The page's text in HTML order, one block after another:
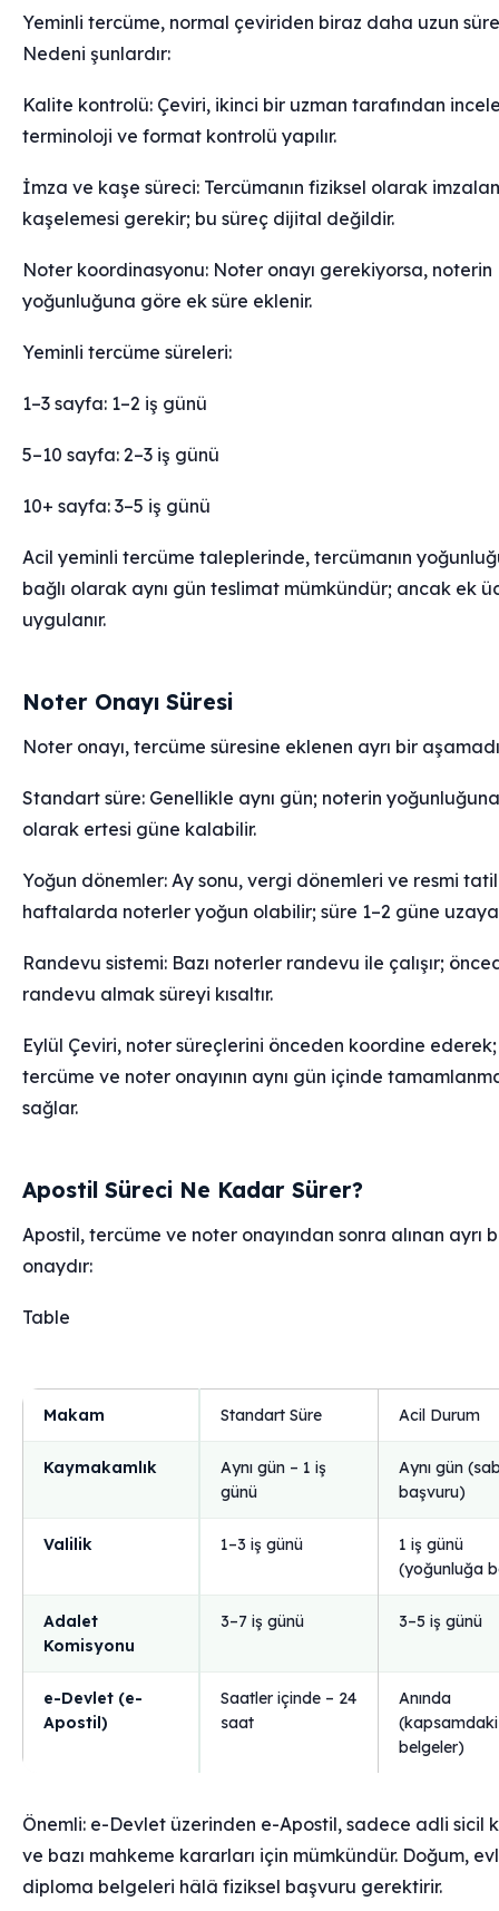
Yeminli tercüme, normal çeviriden biraz daha uzun
Nedeni şunlardır:
Kalite kontrolü: Çeviri, ikinci bir uzman tarafından
terminoloji ve format kontrolü yapılır.
İmza ve kaşe süreci: Tercümanın fiziksel olarak
kaşelemesi gerekir; bu süreç dijital değildir.
Noter koordinasyonu: Noter onayı gerekiyorsa, noterin
yoğunluğuna göre ek süre eklenir.
Yeminli tercüme süreleri:
1–3 sayfa: 1–2 iş günü
5–10 sayfa: 2–3 iş günü
10+ sayfa: 3–5 iş günü
Acil yeminli tercüme taleplerinde, tercümanın
bağlı olarak aynı gün teslimat mümkündür; ancak ek
uygulanır.
Noter Onayı Süresi
Noter onayı, tercüme süresine eklenen ayrı bir
Standart süre: Genellikle aynı gün; noterin
olarak ertesi güne kalabilir.
Yoğun dönemler: Ay sonu, vergi dönemleri ve resmi
haftalarda noterler yoğun olabilir; süre 1–2 güne
Randevu sistemi: Bazı noterler randevu ile çalışır;
randevu almak süreyi kısaltır.
Eylül Çeviri, noter süreçlerini önceden koordine ederek;
tercüme ve noter onayının aynı gün içinde
sağlar.
Apostil Süreci Ne Kadar Sürer?
Apostil, tercüme ve noter onayından sonra alınan ayrı
onaydır:
Table
Makam Standart Süre Acil Durum
Kaymakamlık
Aynı gün – 1 iş
günü
Aynı gün
başvuru)
Valilik 1–3 iş günü
1 iş günü
(yoğunluğa
Adalet
Komisyonu
3–7 iş günü 3–5 iş günü
e-Devlet (e-
Apostil)
Saatler içinde – 24
saat
Anında
(kapsamdaki
belgeler)
Önemli: e-Devlet üzerinden e-Apostil, sadece adli sicil
ve bazı mahkeme kararları için mümkündür. Doğum,
diploma belgeleri hâlâ fiziksel başvuru gerektirir.